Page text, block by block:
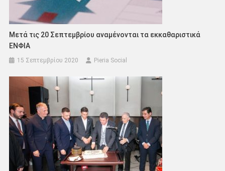
Μετά τις 20 Σεπτεμβρίου αναμένονται τα εκκαθαριστικά
ΕΝΦΙΑ
15 Σεπτεμβρίου 2020 Pieria Social